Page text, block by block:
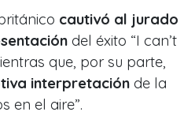
cautivó al jurado
del éxito “I can’t
que, por su parte,
interpretación de la
en el aire”.